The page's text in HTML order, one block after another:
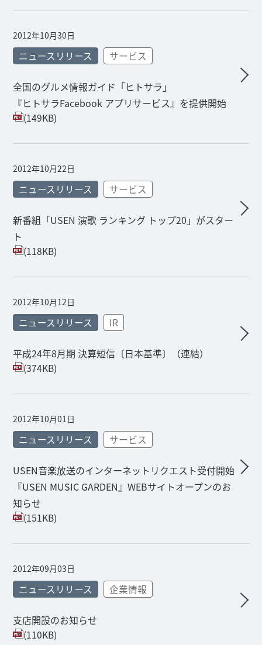
2012年10月30日
ニュースリリース サービス
全国のグルメ情報ガイド「ヒトサラ」
『ヒトサラFacebook アプリサービス』を提供開始
(149KB)
2012年10月22日
ニュースリリース サービス
新番組「USEN 演歌 ランキング トップ20」がスター
ト
(118KB)
2012年10月12日
ニュースリリース IR
平成24年8月期 決算短信〔日本基準〕（連結）
(374KB)
2012年10月01日
ニュースリリース サービス
USEN音楽放送のインターネットリクエスト受付開始
『USEN MUSIC GARDEN』WEBサイトオープンのお
知らせ
(151KB)
2012年09月03日
ニュースリリース 企業情報
支店開設のお知らせ
(110KB)